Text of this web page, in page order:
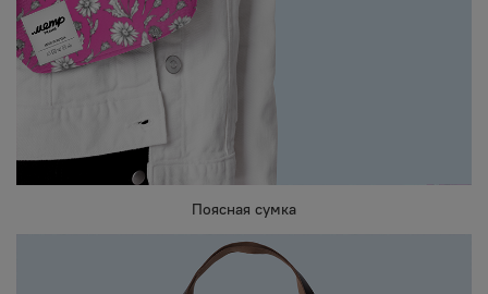
Поясная сумка